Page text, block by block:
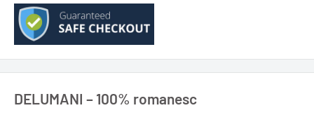
complexității existenței umane.” — New York Journal of Books
Titlu: Toate la locul lor
Subtitlu: Primele iubiri, ultimele povești
Ediție: I
DELUMANI – 100% romanesc